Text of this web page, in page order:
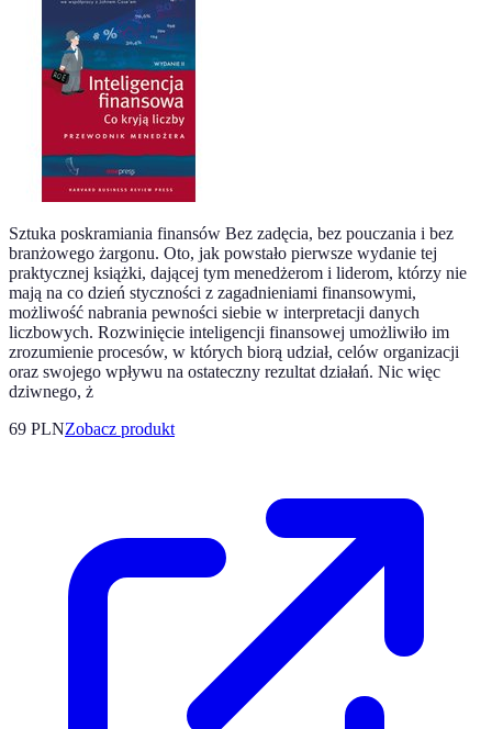
Sztuka poskramiania finansów Bez zadęcia, bez pouczania i bez
branżowego żargonu. Oto, jak powstało pierwsze wydanie tej
praktycznej książki, dającej tym menedżerom i liderom, którzy nie
mają na co dzień styczności z zagadnieniami finansowymi,
możliwość nabrania pewności siebie w interpretacji danych
liczbowych. Rozwinięcie inteligencji finansowej umożliwiło im
zrozumienie procesów, w których biorą udział, celów organizacji
oraz swojego wpływu na ostateczny rezultat działań. Nic więc
dziwnego, ż
69 PLNZobacz produkt